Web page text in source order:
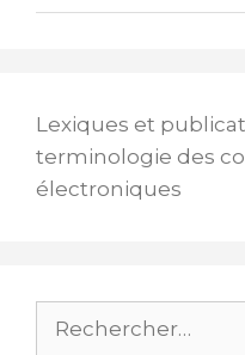
Lexiques et
terminologie des
électroniques
Rechercher :